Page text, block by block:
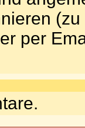
per